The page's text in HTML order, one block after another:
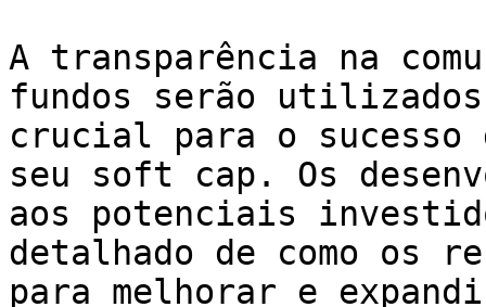
A transparência na
fundos serão utilizados
crucial para o sucesso
seu soft cap. Os
aos potenciais
detalhado de como os
para melhorar e